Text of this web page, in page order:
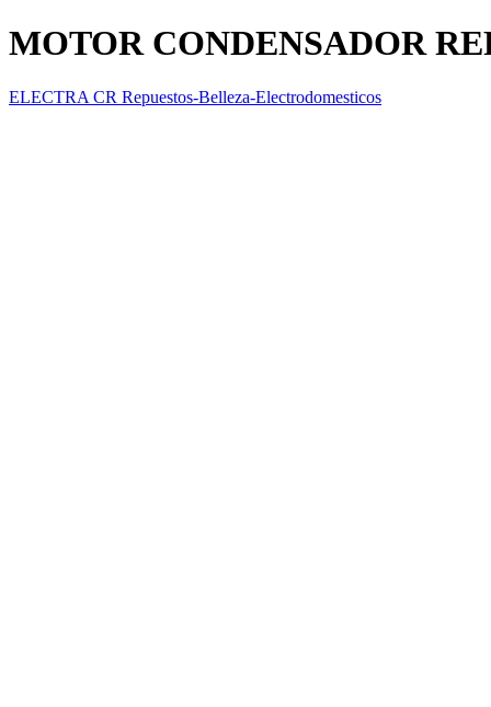
MOTOR CONDENSADOR
ELECTRA CR Repuestos-Belleza-Electrodomesticos